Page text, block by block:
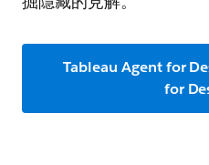
Tableau Agent for
for